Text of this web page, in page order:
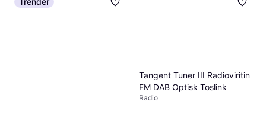
Tangent Tuner III Radioviritin
FM DAB Optisk Toslink
Radio